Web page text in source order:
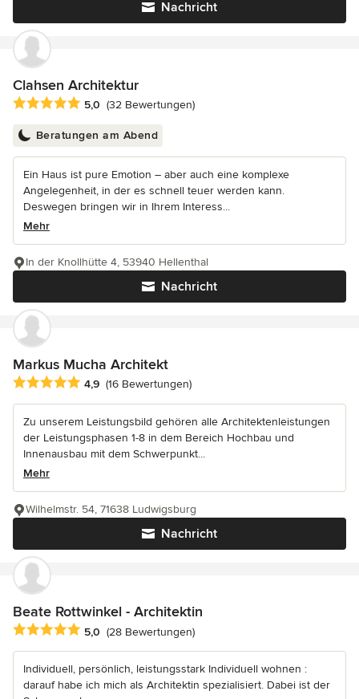
Nachricht
Clahsen Architektur
Durchschnittliche Bewertung: 5 von 5 Sternen
5,0 (32 Bewertungen)
Beratungen am Abend
Ein Haus ist pure Emotion – aber auch eine komplexe
Angelegenheit, in der es schnell teuer werden kann.
Deswegen bringen wir in Ihrem Interess...
Mehr
Nachricht
In der Knollhütte 4, 53940 Hellenthal
Markus Mucha Architekt
Durchschnittliche Bewertung: 4.9 von 5 Sternen
4,9 (16 Bewertungen)
Zu unserem Leistungsbild gehören alle Architektenleistungen
der Leistungsphasen 1-8 in dem Bereich Hochbau und
Innenausbau mit dem Schwerpunkt...
Mehr
Nachricht
Wilhelmstr. 54, 71638 Ludwigsburg
Beate Rottwinkel - Architektin
Durchschnittliche Bewertung: 5 von 5 Sternen
5,0 (28 Bewertungen)
Individuell, persönlich, leistungsstark Individuell wohnen :
darauf habe ich mich als Architektin spezialisiert. Dabei ist der